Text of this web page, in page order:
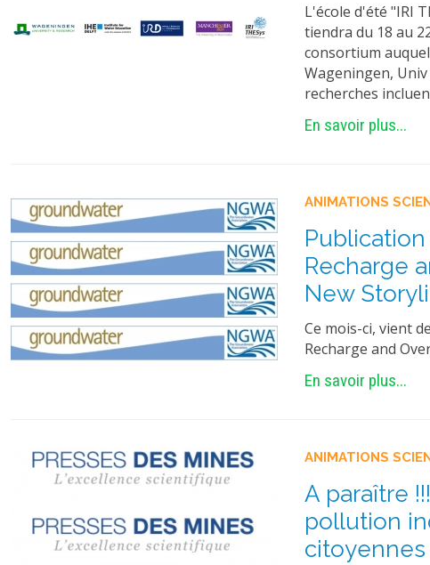
L'école d'été "IRI
tiendra du 18 au
consortium auquel
Wageningen,
recherches
En savoir plus...
ANIMATIONS
Recharge
New
Ce mois-ci, vient
Recharge and
En savoir plus...
ANIMATIONS
A paraître
pollution